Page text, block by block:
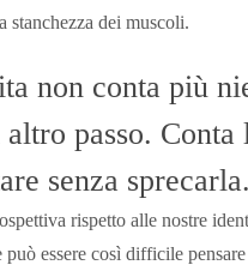
stanchezza dei muscoli.
non conta più
passo.
senza sprecarla.
rispetto alle nostre
essere così difficile